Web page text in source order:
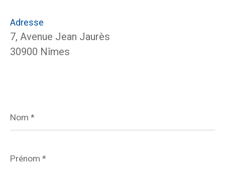
Adresse
7, Avenue Jean Jaurès
30900 Nîmes
*
*